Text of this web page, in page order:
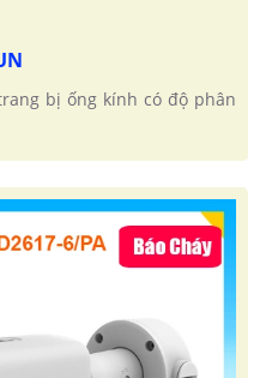
trang bị ống kính có độ phân